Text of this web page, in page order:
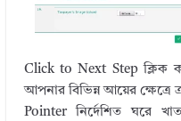
Click to Next Step ক্লিক
আপনার বিভিন্ন আয়ের ক্ষেত্রে
Pointer নির্দেশিত ঘরে